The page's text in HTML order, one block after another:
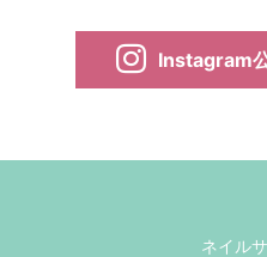
Instagram
ネイル